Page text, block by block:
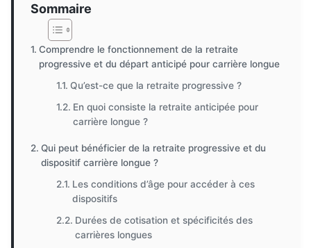
Sommaire
Comprendre le fonctionnement de la retraite
progressive et du départ anticipé pour carrière longue
Qu’est-ce que la retraite progressive ?
En quoi consiste la retraite anticipée pour
carrière longue ?
Qui peut bénéficier de la retraite progressive et du
dispositif carrière longue ?
Les conditions d’âge pour accéder à ces
dispositifs
Durées de cotisation et spécificités des
carrières longues